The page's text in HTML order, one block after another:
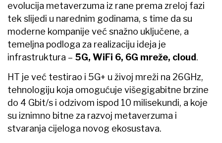
evolucija metaverzuma iz rane prema zreloj fazi
tek slijedi u narednim godinama, s time da su
moderne kompanije već snažno uključene, a
temeljna podloga za realizaciju ideja je
infrastruktura – 5G, WiFi 6, 6G mreže, cloud.
HT je već testirao i 5G+ u živoj mreži na 26GHz,
tehnologiju koja omogućuje višegigabitne brzine
do 4 Gbit/s i odzivom ispod 10 milisekundi, a koje
su iznimno bitne za razvoj metaverzuma i
stvaranja cijeloga novog ekosustava.